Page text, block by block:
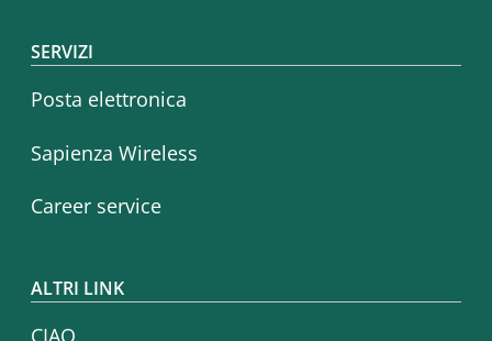
SERVIZI
Posta elettronica
Sapienza Wireless
Career service
ALTRI LINK
CIAO